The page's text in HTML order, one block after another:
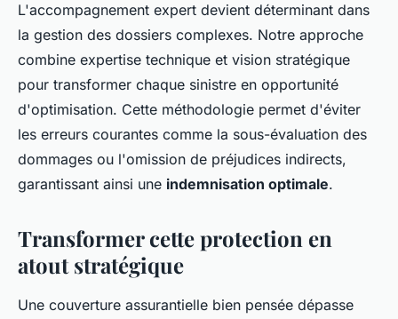
L'accompagnement expert devient déterminant dans
la gestion des dossiers complexes. Notre approche
combine expertise technique et vision stratégique
pour transformer chaque sinistre en opportunité
d'optimisation. Cette méthodologie permet d'éviter
les erreurs courantes comme la sous-évaluation des
dommages ou l'omission de préjudices indirects,
garantissant ainsi une indemnisation optimale.
Transformer cette protection en
atout stratégique
Une couverture assurantielle bien pensée dépasse